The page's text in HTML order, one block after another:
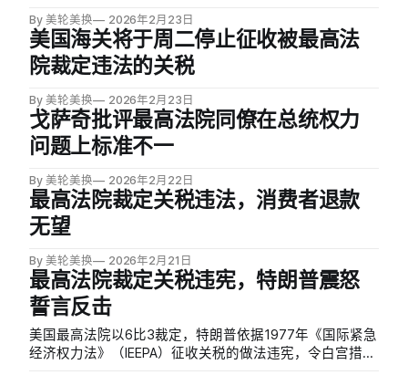
By 美轮美换 2026年2月23日
美国海关将于周二停止征收被最高法
院裁定违法的关税
By 美轮美换 2026年2月23日
戈萨奇批评最高法院同僚在总统权力
问题上标准不一
By 美轮美换 2026年2月22日
最高法院裁定关税违法，消费者退款
无望
By 美轮美换 2026年2月21日
最高法院裁定关税违宪，特朗普震怒
誓言反击
美国最高法院以6比3裁定，特朗普依据1977年《国际紧急
经济权力法》（IEEPA）征收关税的做法违宪，令白宫措手